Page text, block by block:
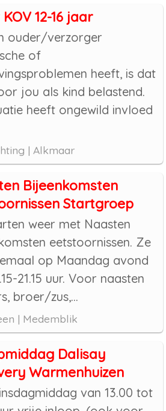
KOV 12-16 jaar
ouder/verzorger
of
heeft, is dat
jou als kind belastend.
heeft ongewild invloed
| Alkmaar
Bijeenkomsten
Startgroep
weer met Naasten
eetstoornissen. Ze
op Maandag avond
21.15 uur. Voor naasten
broer/zus,...
| Medemblik
Dalisay
Warmenhuizen
van 13.00 tot